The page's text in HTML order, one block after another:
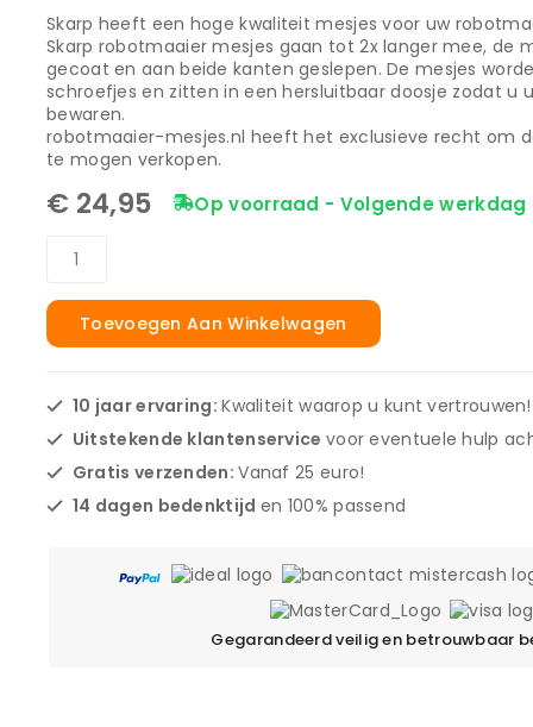
Skarp heeft een hoge kwaliteit mesjes voor uw
Skarp robotmaaier mesjes gaan tot 2x langer mee, de
gecoat en aan beide kanten geslepen. De mesjes
schroefjes en zitten in een hersluitbaar doosje zodat u
bewaren.
robotmaaier-mesjes.nl heeft het exclusieve recht om
te mogen verkopen.
€ 24,95 Op voorraad - Volgende
Toevoegen Aan Winkelwagen
10 jaar ervaring:Kwaliteit waarop u kunt vertrouwen!
Uitstekende klantenservice voor eventuele hulp
Gratis verzenden:Vanaf 25 euro!
14 dagen bedenktijd en 100% passend
Gegarandeerd veilig en betrouwbaar